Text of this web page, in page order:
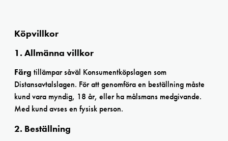
Köpvillkor
1. Allmänna villkor
Färg tillämpar såväl Konsumentköpslagen som
Distansavtalslagen. För att genomföra en beställning måste
kund vara myndig, 18 år, eller ha målsmans medgivande.
Med kund avses en fysisk person.
2. Beställning